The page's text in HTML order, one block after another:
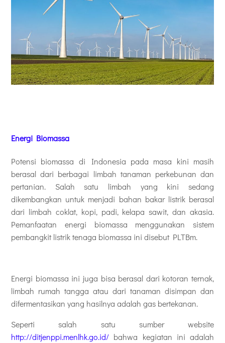
Energi Biomassa
Potensi biomassa di Indonesia pada masa kini masih
berasal dari berbagai limbah tanaman perkebunan dan
pertanian. Salah satu limbah yang kini sedang
dikembangkan untuk menjadi bahan bakar listrik berasal
dari limbah coklat, kopi, padi, kelapa sawit, dan akasia.
Pemanfaatan energi biomassa menggunakan sistem
pembangkit listrik tenaga biomassa ini disebut PLTBm.
Energi biomassa ini juga bisa berasal dari kotoran ternak,
limbah rumah tangga atau dari tanaman disimpan dan
difermentasikan yang hasilnya adalah gas bertekanan.
Seperti salah satu sumber website
http://ditjenppi.menlhk.go.id/ bahwa kegiatan ini adalah